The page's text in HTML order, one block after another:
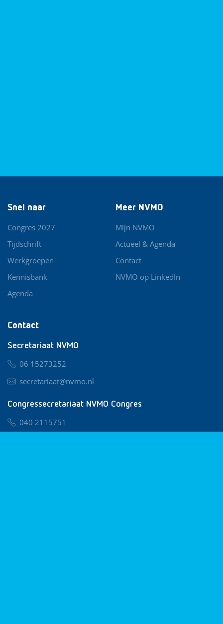
Contact
Secretariaat NVMO
06 15273252
secretariaat@nvmo.nl
Congressecretariaat NVMO Congres
040 2115751
Snel naar
Congres 2027
Tijdschrift
Werkgroepen
Kennisbank
Agenda
Meer NVMO
Mijn NVMO
Actueel & Agenda
Contact
NVMO op LinkedIn